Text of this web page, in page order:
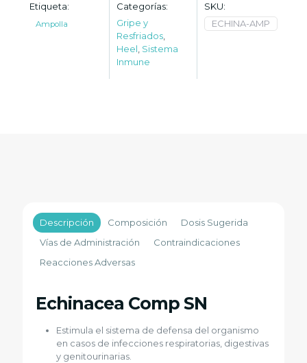
Etiqueta:
Ampolla
Categorías:
Gripe y
Resfriados
Heel Sistema
Inmune
SKU:
ECHINA-AMP
Descripción Composición
Dosis Sugerida
Vías de Administración
Contraindicaciones
Reacciones Adversas
Echinacea Comp SN
Estimula el sistema de defensa del organismo
en casos de infecciones respiratorias, digestivas
y genitourinarias.